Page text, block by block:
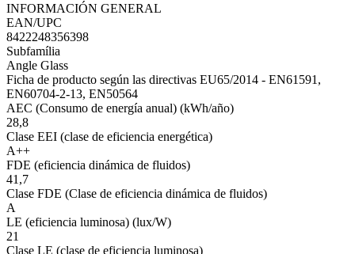
INFORMACIÓN GENERAL
EAN/UPC
8422248356398
Subfamília
Angle Glass
Ficha de producto según las directivas EU65/2014 - EN61591,
EN60704-2-13, EN50564
AEC (Consumo de energía anual) (kWh/año)
28,8
Clase EEI (clase de eficiencia energética)
A++
FDE (eficiencia dinámica de fluidos)
41,7
Clase FDE (Clase de eficiencia dinámica de fluidos)
A
LE (eficiencia luminosa) (lux/W)
21
Clase LE (clase de eficiencia luminosa)